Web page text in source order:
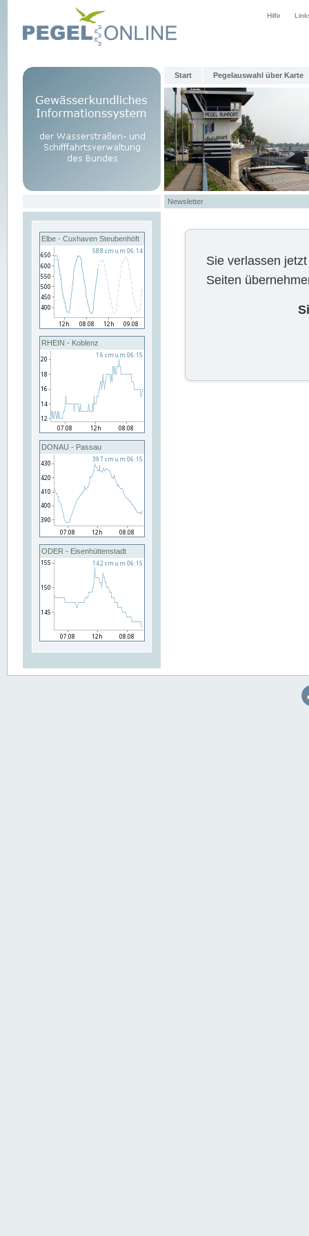
Hilfe
Start Pegelauswahl über Karte
Newsletter
Elbe - Cuxhaven Steubenhöft
RHEIN - Koblenz
DONAU - Passau
ODER - Eisenhüttenstadt
Sie verlassen
Seiten